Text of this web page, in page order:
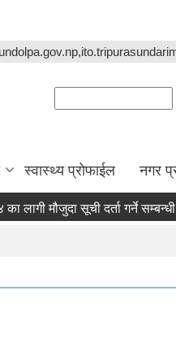
स्वास्थ्य प्रोफाईल नगर
मौजुदा सूची दर्ता गर्ने सम्बन्धी